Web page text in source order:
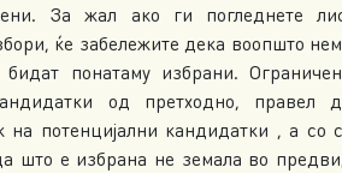
За жал ако ги погледнете
ќе забележите дека воопшто
понатаму избрани.
од претходно, правел
на потенцијални кандидатки , а со
што е избрана не земала во